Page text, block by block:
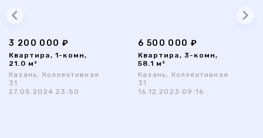
3 200 000 ₽
Квартира, 1-комн,
21.0 м²
Казань, Коллективная
31
27.05.2024 23:50
6 500 000 ₽
Квартира, 3-комн,
58.1 м²
Казань, Коллективная
31
16.12.2023 09:16